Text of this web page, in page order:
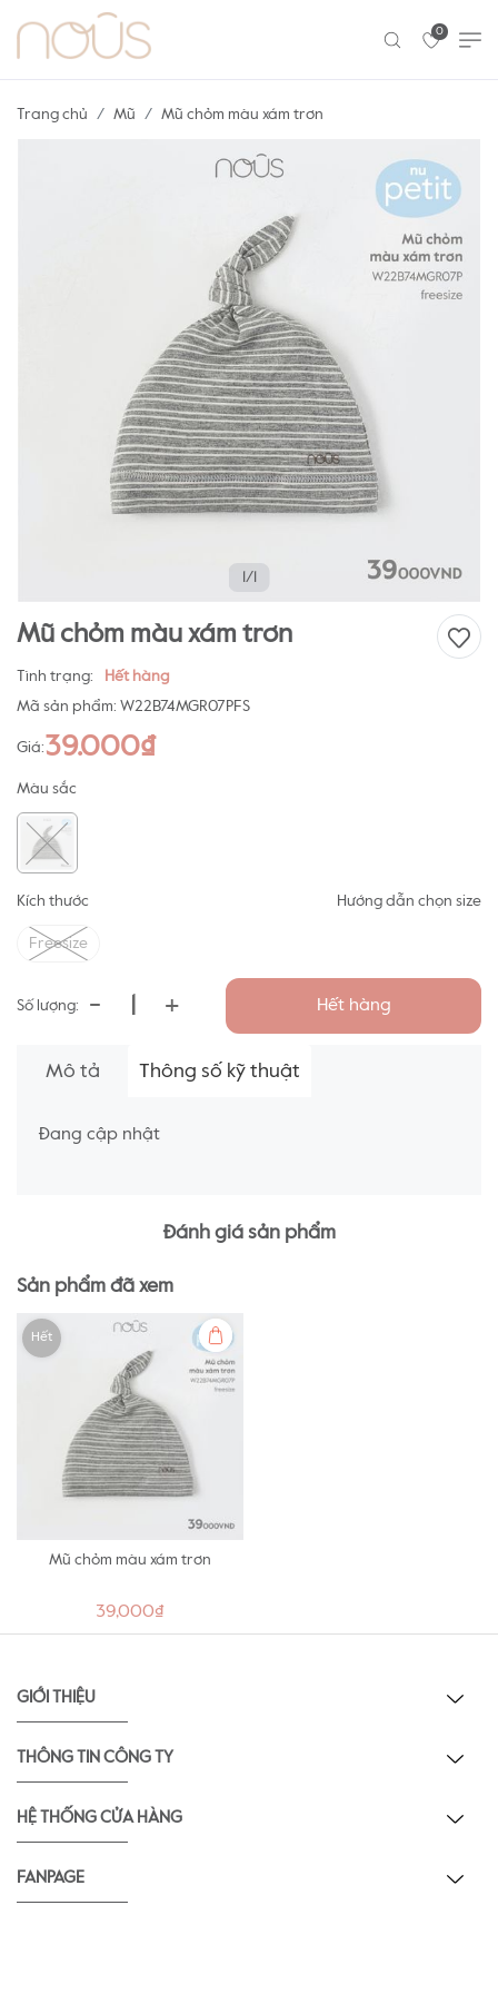
0
Trang chủ Mũ Mũ chỏm màu xám trơn
1/1
Mũ chỏm màu xám trơn
Tình trạng:
Hết hàng
Mã sản phẩm: W22B74MGR07PFS
Giá:39.000₫
Màu sắc
Kích thước Hướng dẫn chọn size
Freesize
Số lượng: - + Hết hàng
Mô tả Thông số kỹ thuật
Đang cập nhật
Đánh giá sản phẩm
Sản phẩm đã xem
Hết
Mũ chỏm màu xám trơn
39,000₫
GIỚI THIỆU
THÔNG TIN CÔNG TY
HỆ THỐNG CỬA HÀNG
FANPAGE